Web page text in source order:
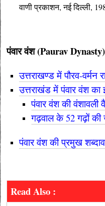
वाणी प्रकाशन, नई दिल्ली,
पंवार वंश (Paurav Dynasty)
उत्तराखण्ड में पौरव-वर्मन
उत्तराखंड में पंवार वंश का
पंवार वंश की
गढ़वाल के 52 गढ़ों की
पंवार वंश की प्रमुख
Read Also :